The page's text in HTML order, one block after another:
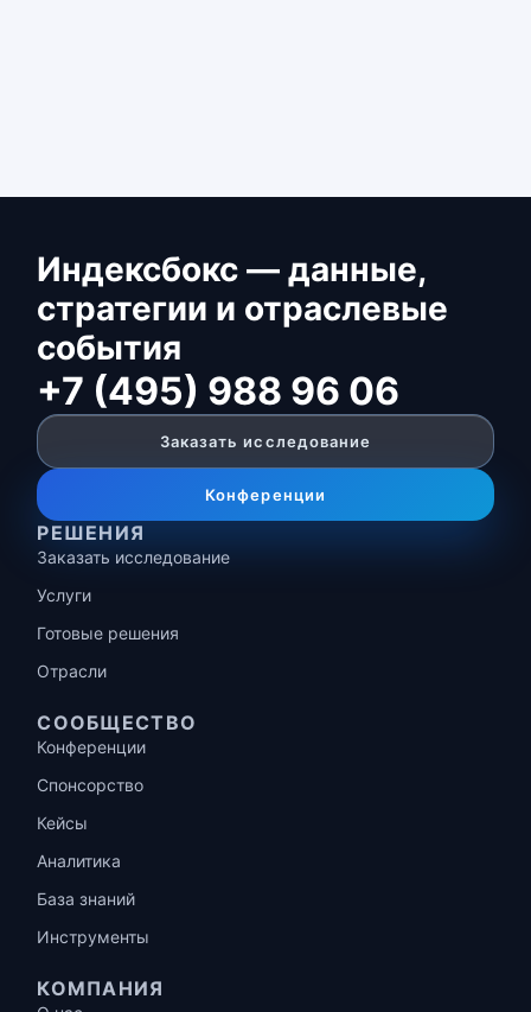
Индексбокс — данные,
стратегии и отраслевые
события
+7 (495) 988 96 06
Заказать исследование
Конференции
РЕШЕНИЯ
Заказать исследование
Услуги
Готовые решения
Отрасли
СООБЩЕСТВО
Конференции
Спонсорство
Кейсы
Аналитика
База знаний
Инструменты
КОМПАНИЯ